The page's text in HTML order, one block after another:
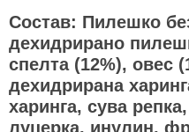
Состав: Пилешко
дехидрирано
спелта (12%), овес
дехидрирана
харинга, сува
луцерка, инулин,